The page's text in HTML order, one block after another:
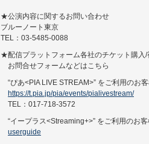
★公演内容に関するお問い合わせ
ブルーノート東京
TEL：03-5485-0088
★配信プラットフォーム各社のチケット購入/
お問合せフォームなどはこちら
“ぴあ<PIA LIVE STREAM>” をご利用のお
https://t.pia.jp/pia/events/pialivestream/
TEL：017-718-3572
“イープラス<Streaming+>” をご利用のお
userguide